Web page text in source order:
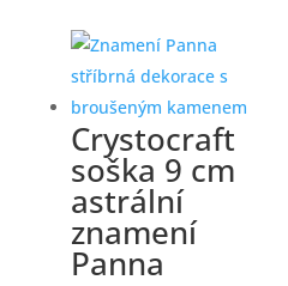
Crystocraft
soška 9 cm
astrální
znamení
Panna